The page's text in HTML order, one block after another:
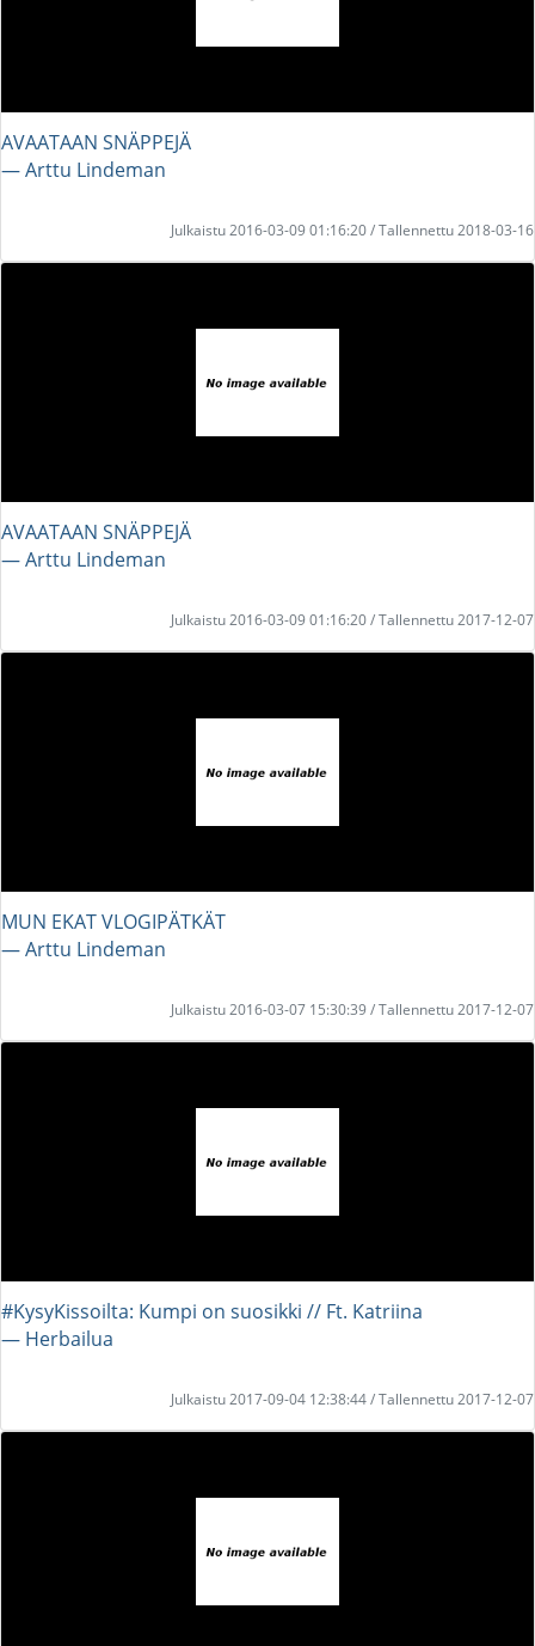
AVAATAAN SNÄPPEJÄ
― Arttu Lindeman
Julkaistu 2016-03-09 01:16:20 / Tallennettu 2018-03-16
AVAATAAN SNÄPPEJÄ
― Arttu Lindeman
Julkaistu 2016-03-09 01:16:20 / Tallennettu 2017-12-07
MUN EKAT VLOGIPÄTKÄT
― Arttu Lindeman
Julkaistu 2016-03-07 15:30:39 / Tallennettu 2017-12-07
#KysyKissoilta: Kumpi on suosikki // Ft. Katriina
― Herbailua
Julkaistu 2017-09-04 12:38:44 / Tallennettu 2017-12-07